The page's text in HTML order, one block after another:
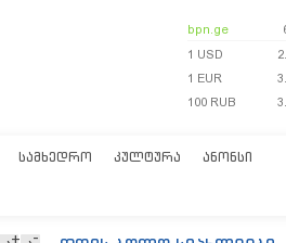
bpn.ge
1 USD
1 EUR
100 RUB
ᲡᲐᲛᲮᲔᲓᲠᲝ ᲙᲣᲚᲢᲣᲠᲐ ᲐᲜᲝᲜᲡᲘ